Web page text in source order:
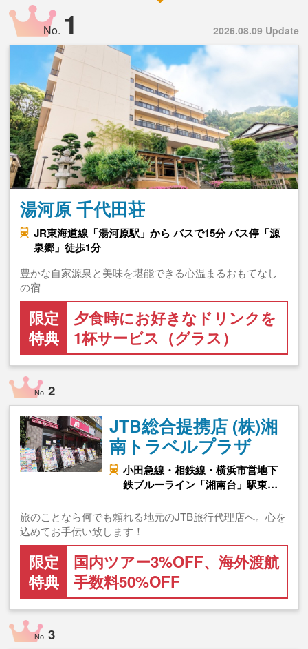
2026.08.09 Update
No. 1
湯河原 千代田荘
JR東海道線「湯河原駅」から バスで15分 バス停「源
泉郷」徒歩1分
豊かな自家源泉と美味を堪能できる心温まるおもてなし
の宿
限定
特典
夕食時にお好きなドリンクを
1杯サービス（グラス）
No.2
JTB総合提携店 (株)湘
南トラベルプラザ
小田急線・相鉄線・横浜市営地下
鉄ブルーライン「湘南台」駅東…
旅のことなら何でも頼れる地元のJTB旅行代理店へ。心を
込めてお手伝い致します！
限定
特典
国内ツアー3%OFF、海外渡航
手数料50%OFF
No.3